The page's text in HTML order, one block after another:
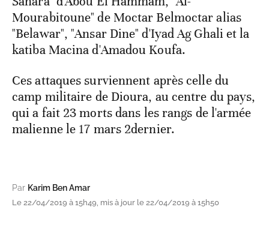
Mourabitoune" de Moctar Belmoctar alias
"Belawar", "Ansar Dine" d'Iyad Ag Ghali et la
katiba Macina d'Amadou Koufa.
Ces attaques surviennent après celle du
camp militaire de Dioura, au centre du pays,
qui a fait 23 morts dans les rangs de l'armée
malienne le 17 mars 2dernier.
Par Karim Ben Amar
Le 22/04/2019 à 15h49, mis à jour le 22/04/2019 à 15h50